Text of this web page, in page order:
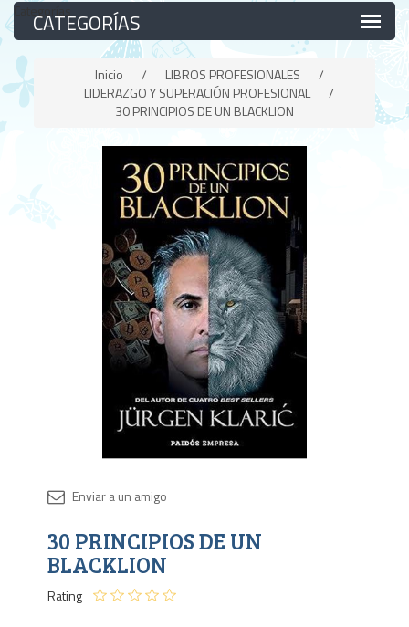
Categorías
Inicio / LIBROS PROFESIONALES
/
LIDERAZGO Y SUPERACIÓN PROFESIONAL
/
30 PRINCIPIOS DE UN BLACKLION
30 PRINCIPIOS DE UN
BLACKLION
Rating